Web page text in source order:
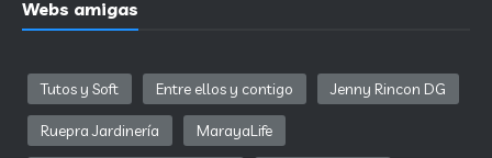
Webs amigas
Tutos y Soft Entre ellos y contigo Jenny Rincon DG
Ruepra Jardinería MarayaLife